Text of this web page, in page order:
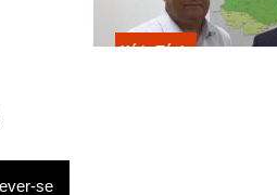
Kátia Flávia